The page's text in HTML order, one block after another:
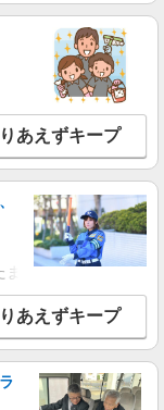
あえずキープ
市岩槻区・久喜市・
あえずキープ